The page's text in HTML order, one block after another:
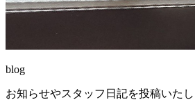
blog
お知らせやスタッフ日記を投稿いた